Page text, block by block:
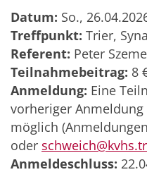
Datum: So.,
Treffpunkt: Trier,
Referent: Peter
Teilnahmebeitrag:
Anmeldung: Eine
vorheriger Anmeldung
möglich
oder
Anmeldeschluss: